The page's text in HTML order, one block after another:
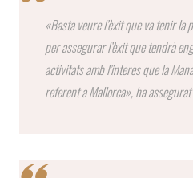
«Basta veure l’èxit que va tenir la
per assegurar l’èxit que tendrà
activitats amb l’interès que la
referent a Mallorca», ha